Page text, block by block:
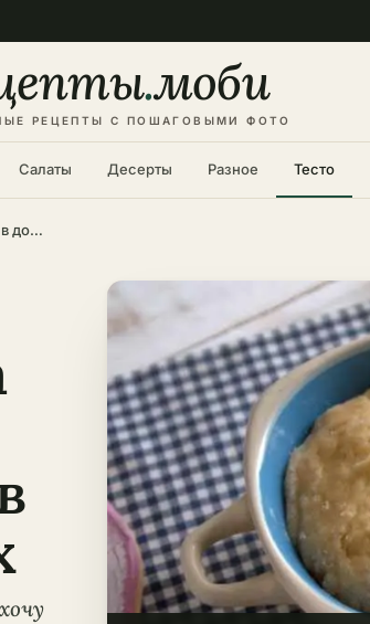
.моби
РЕЦЕПТЫ С ПОШАГОВЫМИ ФОТО
Салаты Десерты Разное Тесто
Тесто для медовика на водяной бане – пошаговый рецепт в домашних условиях